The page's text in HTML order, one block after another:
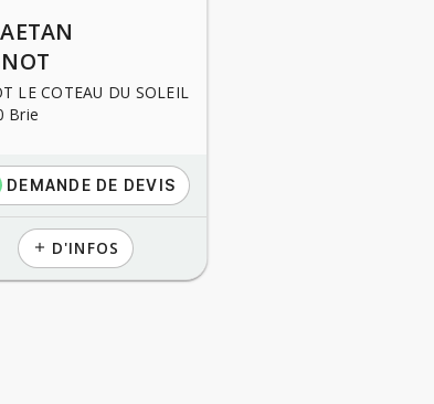
LE COTEAU DU SOLEIL
Brie
DEMANDE DE DEVIS
add D'INFOS